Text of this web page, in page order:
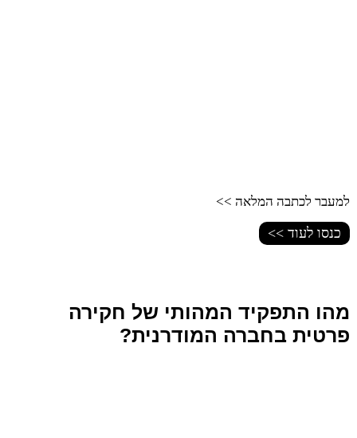
למעבר לכתבה המלאה >>
כנסו לעוד >>
מהו התפקיד המהותי של חקירה
פרטית בחברה המודרנית?